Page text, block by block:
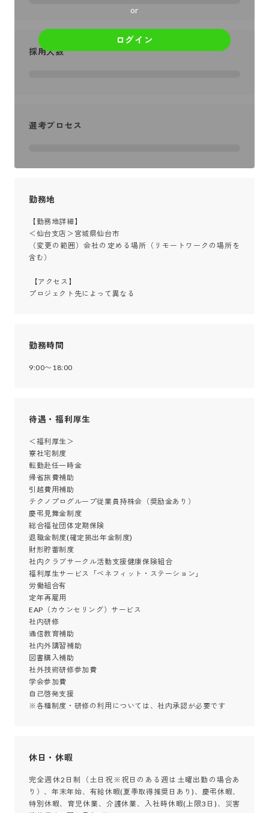
or
ログイン
採用人数
選考プロセス
勤務地
【勤務地詳細】
＜仙台支店＞宮城県仙台市
（変更の範囲）会社の定める場所（リモートワークの場所を
含む）
プロジェクト先によって異なる
勤務時間
9:00〜18:00
待遇・福利厚生
＜福利厚生＞
寮社宅制度
転勤赴任一時金
帰省旅費補助
引越費用補助
テクノプログループ従業員持株会（奨励金あり）
慶弔見舞金制度
総合福祉団体定期保険
退職金制度(確定拠出年金制度)
財形貯蓄制度
社内クラブサークル活動支援健康保険組合
福利厚生サービス「ベネフィット・ステーション」
労働組合有
定年再雇用
EAP（カウンセリング）サービス
社内研修
通信教育補助
社内外講習補助
図書購入補助
社外技術研修参加費
学会参加費
自己啓発支援
※各種制度・研修の利用については、社内承認が必要です
休日・休暇
完全週休2日制（土日祝※祝日のある週は土曜出勤の場合あ
り）、年末年始、有給休暇(夏季取得推奨日あり)、慶弔休暇、
特別休暇、育児休業、介護休業、入社時休暇(上限3日)、災害